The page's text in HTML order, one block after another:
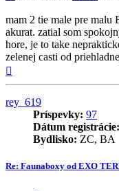
mam 2 tie male pre
akurat. zatial som
hore, je to take
zelenej casti od
rey_619
Príspevky: 97
Dátum registrácie:
Bydlisko: ZC, BA
Re: Faunaboxy od EXO